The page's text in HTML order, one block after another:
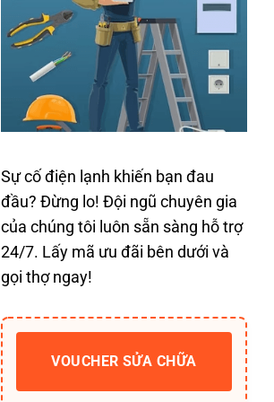
Sự cố điện lạnh khiến bạn đau
đầu? Đừng lo! Đội ngũ chuyên gia
của chúng tôi luôn sẵn sàng hỗ trợ
24/7. Lấy mã ưu đãi bên dưới và
gọi thợ ngay!
VOUCHER SỬA CHỮA